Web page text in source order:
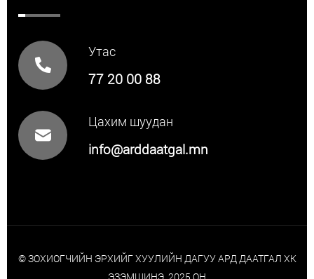
Утас
77 20 00 88
Цахим шуудан
info@arddaatgal.mn
© ЗОХИОГЧИЙН ЭРХИЙГ ХУУЛИЙН ДАГУУ АРД ДААТГАЛ ХК